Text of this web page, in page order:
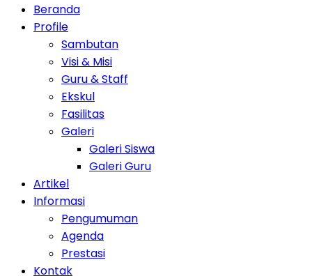
Beranda
Profile
Sambutan
Visi & Misi
Guru & Staff
Ekskul
Fasilitas
Galeri
Galeri Siswa
Galeri Guru
Artikel
Informasi
Pengumuman
Agenda
Prestasi
Kontak